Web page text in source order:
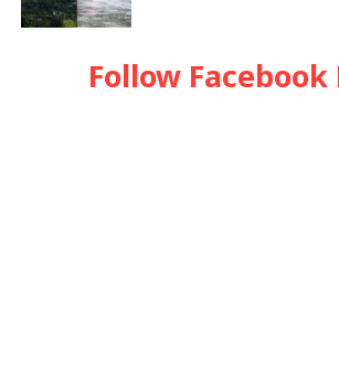
Follow Facebook